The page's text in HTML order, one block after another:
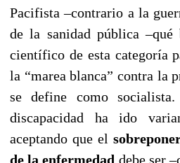
Pacifista –contrario a la
de la sanidad pública
científico de esta categoría
la “marea blanca” contra la
se define como
discapacidad ha ido
aceptando que el
de la enfermedad debe ser